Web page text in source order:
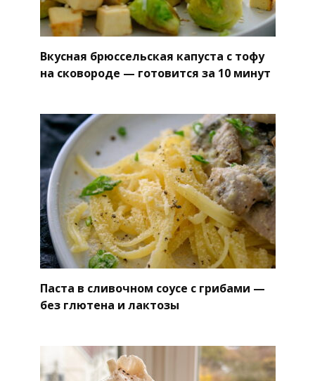
Вкусная брюссельская капуста с тофу
на сковороде — готовится за 10 минут
Паста в сливочном соусе с грибами —
без глютена и лактозы